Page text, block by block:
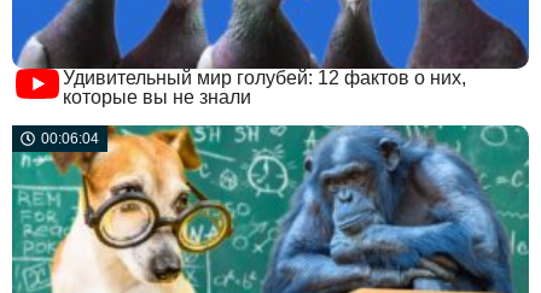
Удивительный мир голубей: 12 фактов о них,
которые вы не знали
00:06:04